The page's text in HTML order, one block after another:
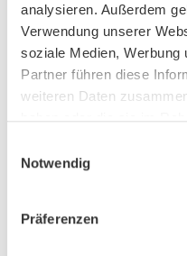
analysieren. Außerdem
Verwendung unserer
soziale Medien, Werbung
Partner führen diese
weiteren Daten
haben oder die sie im
Notwendig
Präferenzen
Heizt
noch toll